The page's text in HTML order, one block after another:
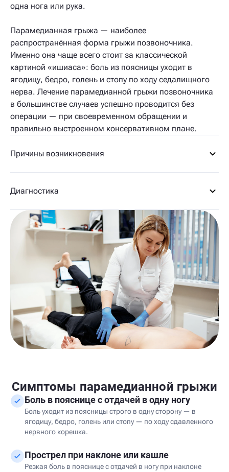
одна нога или рука.
Парамедианная грыжа — наиболее
распространённая форма грыжи позвоночника.
Именно она чаще всего стоит за классической
картиной «ишиаса»: боль из поясницы уходит в
ягодицу, бедро, голень и стопу по ходу седалищного
нерва. Лечение парамедианной грыжи позвоночника
в большинстве случаев успешно проводится без
операции — при своевременном обращении и
правильно выстроенном консервативном плане.
Причины возникновения
Диагностика
Симптомы парамедианной грыжи
Боль в пояснице с отдачей в одну ногу
Боль уходит из поясницы строго в одну сторону — в
ягодицу, бедро, голень или стопу — по ходу сдавленного
нервного корешка.
Прострел при наклоне или кашле
Резкая боль в пояснице с отдачей в ногу при наклоне